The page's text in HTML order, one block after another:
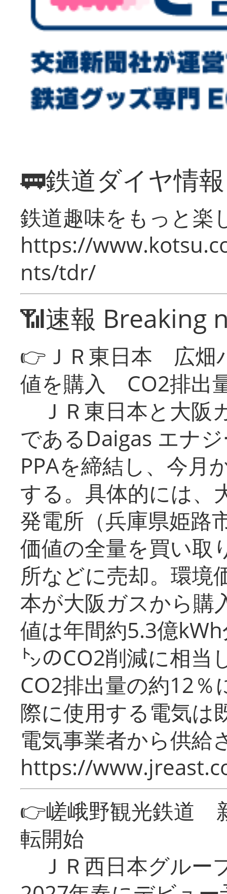
🚃鉄道ダイヤ情
鉄道趣味をもっと楽
https://
nts/tdr/
📶速報 Breaking
👉ＪＲ東日本 広畑
値を購入 CO2排出
ＪＲ東日本と大阪
であるDaigas エナ
PPAを締結し、今月
する。具体的には、
発電所（兵庫県姫路
価値の全量を買い取
所などに売却。環境
本が大阪ガスから購
値は年間約5.3億
㌧のCO2削減に相当
CO2排出量の約12％
際に使用する電気は
電気事業者から供給
https://
👉嵯峨野観光鉄道
転開始
ＪＲ西日本グルー